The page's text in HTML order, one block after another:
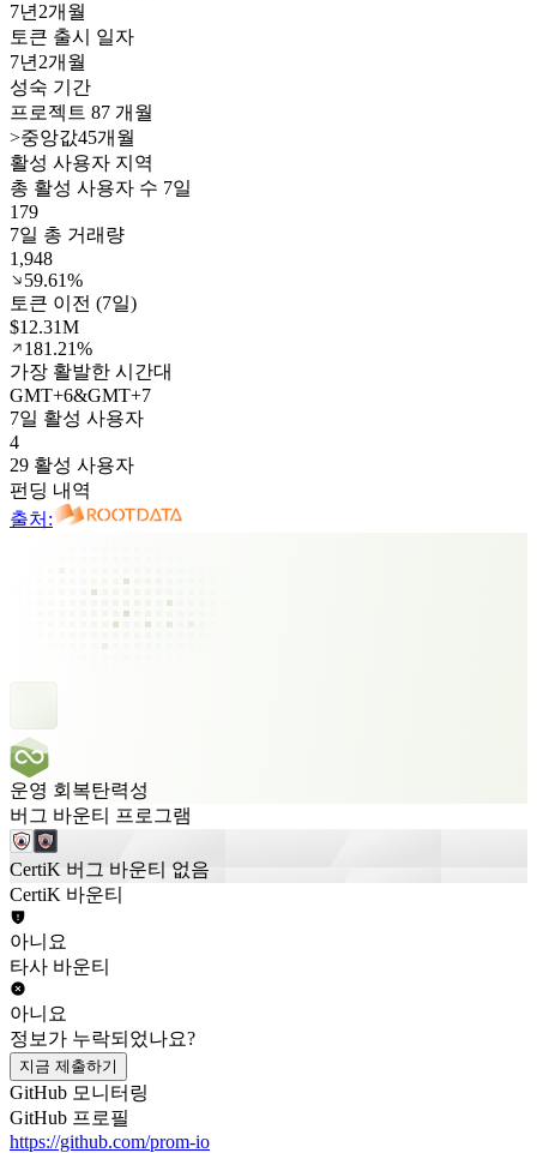
7년 2개월
토큰 출시 일자
7년 2개월
성숙 기간
프로젝트 87 개월
>중앙값45개월
활성 사용자 지역
총 활성 사용자 수 7일
179
7일 총 거래량
1,948
59.61%
토큰 이전 (7일)
$12.31M
181.21%
가장 활발한 시간대
GMT+6&GMT+7
7일 활성 사용자
4
29 활성 사용자
펀딩 내역
출처:
운영 회복탄력성
버그 바운티 프로그램
CertiK 버그 바운티 없음
CertiK 바운티
아니요
타사 바운티
아니요
정보가 누락되었나요?
지금 제출하기
GitHub 모니터링
GitHub 프로필
https://github.com/prom-io